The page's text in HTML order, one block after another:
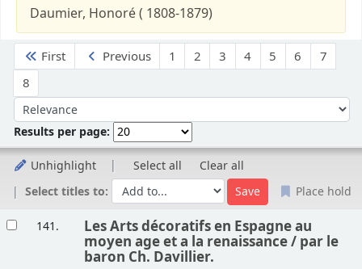
Daumier, Honoré ( 1808-1879)
First Previous 1 2 3 4 5 6
7
8
Sort by:
Results per page:
Unhighlight Select all
Clear all
Select titles to:
Place hold
141. Les Arts décoratifs en Espagne au
moyen age et a la renaissance / par le
baron Ch. Davillier.